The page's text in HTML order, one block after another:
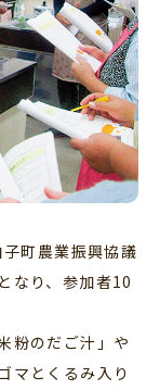
町農業振興協議
なり、参加者10
粉のだご汁」や
マとくるみ入り